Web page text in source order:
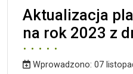
Aktualizacja
na rok 2023 z
Wprowadzono: 07